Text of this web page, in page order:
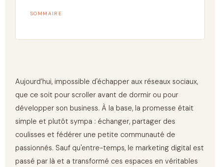
SOMMAIRE
Aujourd’hui, impossible d'échapper aux réseaux sociaux,
que ce soit pour scroller avant de dormir ou pour
développer son business. À la base, la promesse était
simple et plutôt sympa : échanger, partager des
coulisses et fédérer une petite communauté de
passionnés. Sauf qu'entre-temps, le marketing digital est
passé par là et a transformé ces espaces en véritables